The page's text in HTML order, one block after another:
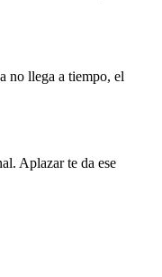
no llega a tiempo, el
Aplazar te da ese